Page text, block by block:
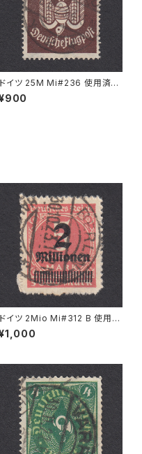
ドイツ 25M Mi#236 使用済み
手｜BRESLAU 8.6.1923
ドイツ 2Mio Mi#312 B 使用済
切手｜BERLIN 30.10.1923